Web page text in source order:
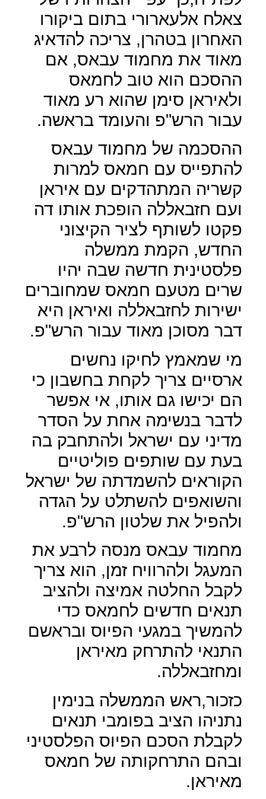
צאלח אלעארורי בתום ביקורו
האחרון בטהרן, צריכה להדאיג
מאוד את מחמוד עבאס, אם
ההסכם הוא טוב לחמאס
ולאיראן סימן שהוא רע מאוד
עבור הרש"פ והעומד בראשה.
ההסכמה של מחמוד עבאס
להתפייס עם חמאס למרות
קשריה המתהדקים עם איראן
ועם חזבאללה הופכת אותו דה
פקטו לשותף לציר הקיצוני
החדש, הקמת ממשלה
פלסטינית חדשה שבה יהיו
שרים מטעם חמאס שמחוברים
ישירות לחזבאללה ואיראן היא
דבר מסוכן מאוד עבור הרש"פ.
מי שמאמץ לחיקו נחשים
ארסיים צריך לקחת בחשבון כי
הם יכישו גם אותו, אי אפשר
לדבר בנשימה אחת על הסדר
מדיני עם ישראל ולהתחבק בה
בעת עם שותפים פוליטיים
הקוראים להשמדתה של ישראל
והשואפים להשתלט על הגדה
ולהפיל את שלטון הרש"פ.
מחמוד עבאס מנסה לרבע את
המעגל ולהרוויח זמן, הוא צריך
לקבל החלטה אמיצה ולהציב
תנאים חדשים לחמאס כדי
להמשיך במגעי הפיוס ובראשם
התנאי להתרחק מאיראן
ומחזבאללה.
כזכור,ראש הממשלה בנימין
נתניהו הציב בפומבי תנאים
לקבלת הסכם הפיוס הפלסטיני
ובהם התרחקותה של חמאס
מאיראן.